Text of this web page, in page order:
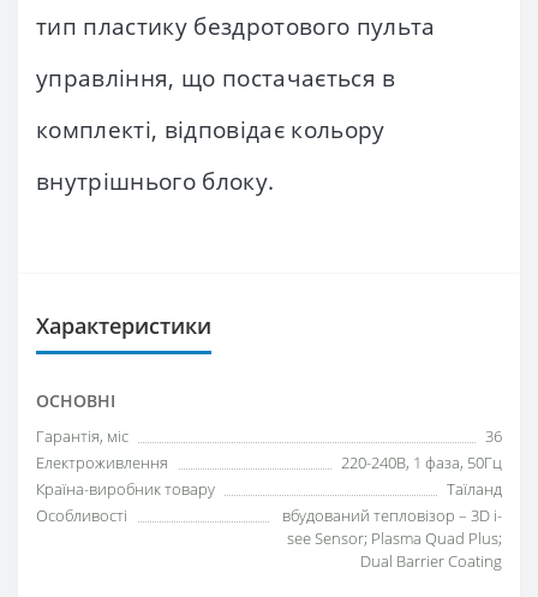
тип пластику бездротового пульта
управління, що постачається в
комплекті, відповідає кольору
внутрішнього блоку.
Характеристики
ОСНОВНІ
Гарантія, міс
36
Електроживлення
220-240В, 1 фаза, 50Гц
Країна-виробник товару
Таїланд
Особливості
вбудований тепловізор – 3D i-
see Sensor; Plasma Quad Plus;
Dual Barrier Coating